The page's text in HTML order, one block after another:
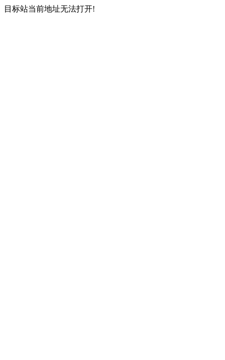
目标站当前地址无法打开!